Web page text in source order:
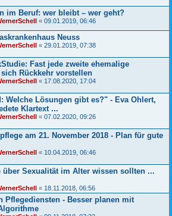
im Beruf: wer bleibt – wer geht?
« 09.01.2019, 06:46
Neuss
« 29.01.2019, 07:38
Fast jede zweite ehemalige
Rückkehr vorstellen
« 17.08.2020, 17:04
Welche Lösungen gibt es?" - Eva Ohlert,
Klartext ...
« 07.02.2020, 09:26
am 21. November 2018 - Plan für gute
« 10.04.2019, 06:46
über Sexualität im Alter wissen sollten ...
« 18.11.2018, 06:56
Pflegediensten - Besser planen mit